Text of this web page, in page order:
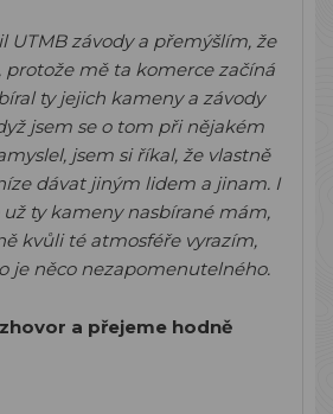
UTMB závody a přemýšlím, že
protože mě ta komerce začíná
ty jejich kameny a závody
jsem se o tom při nějakém
jsem si říkal, že vlastně
dávat jiným lidem a jinam. I
už ty kameny nasbírané mám,
kvůli té atmosféře vyrazím,
je něco nezapomenutelného.
a přejeme hodně